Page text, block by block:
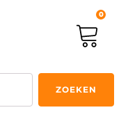
0
ZOEKEN